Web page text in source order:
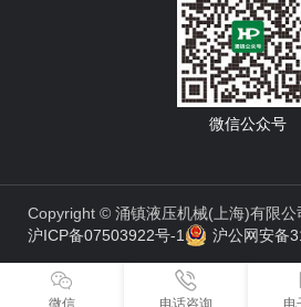
微信公众号
Copyright © 涌镇液压机械(上海)有限公
沪ICP备07503922号-1
沪公网安备
微信 电话咨询 电